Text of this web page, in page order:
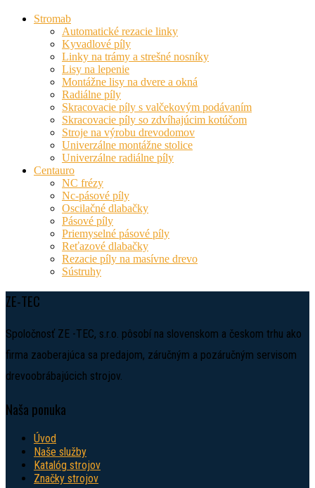
Stromab
Automatické rezacie linky
Kyvadlové píly
Linky na trámy a strešné nosníky
Lisy na lepenie
Montážne lisy na dvere a okná
Radiálne píly
Skracovacie píly s valčekovým podávaním
Skracovacie píly so zdvíhajúcim kotúčom
Stroje na výrobu drevodomov
Univerzálne montážne stolice
Univerzálne radiálne píly
Centauro
NC frézy
Nc-pásové píly
Oscilačné dlabačky
Pásové píly
Priemyselné pásové píly
Reťazové dlabačky
Rezacie píly na masívne drevo
Sústruhy
ZE-TEC
Spoločnosť ZE -TEC, s.r.o. pôsobí na slovenskom a českom trhu ako
firma zaoberajúca sa predajom, záručným a pozáručným servisom
drevoobrábajúcich strojov.
Naša ponuka
Úvod
Naše služby
Katalóg strojov
Značky strojov